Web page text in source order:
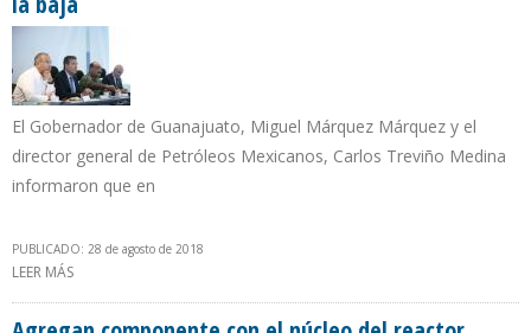
El Gobernador de Guanajuato, Miguel Márquez Márquez y el
director general de Petróleos Mexicanos, Carlos Treviño Medina
informaron que en
PUBLICADO: 28 de agosto de 2018
LEER MÁS